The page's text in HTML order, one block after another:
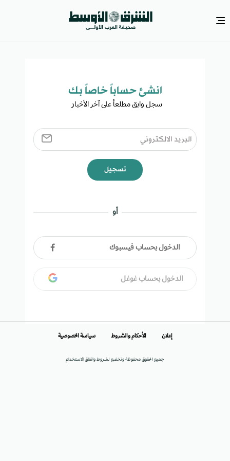
انشئ حساباً خاصاً بك​
سجل وابق مطلعاً على آخر الأخبار ​
تسجيل
أو
الدخول بحساب فيسبوك
الدخول بحساب غوغل
جميع الحقوق محفوظة وتخضع لشروط واتفاق الاستخدام
إعلان الأحكام والشروط سياسة الخصوصية